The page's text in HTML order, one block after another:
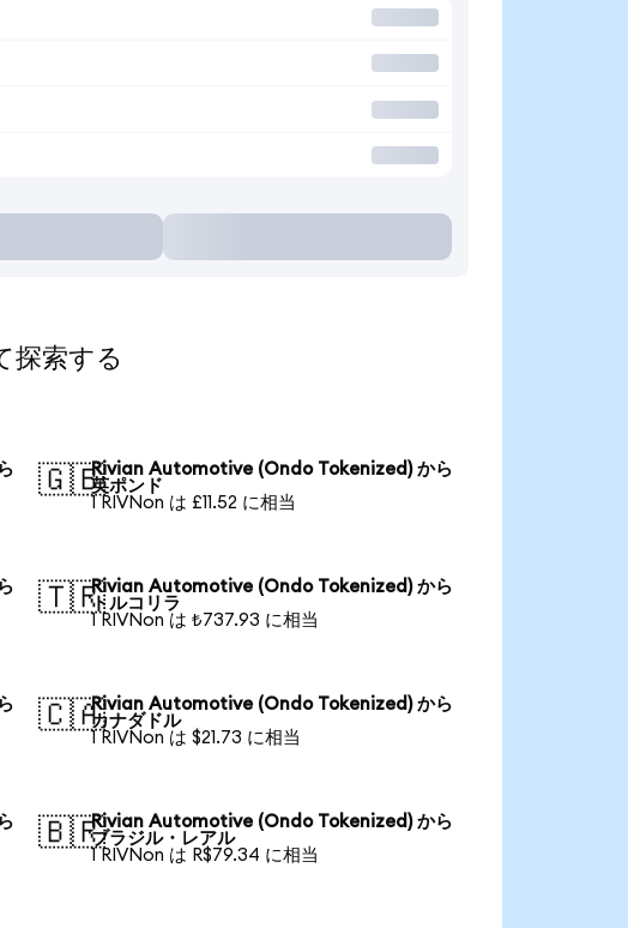
索する
🇬🇧Rivian Automotive (Ondo Tokenized) から
英ポンド
1 RIVNon は £11.52 に相当
🇹🇷Rivian Automotive (Ondo Tokenized) から
トルコリラ
1 RIVNon は ₺737.93 に相当
🇨🇦Rivian Automotive (Ondo Tokenized) から
カナダドル
1 RIVNon は $21.73 に相当
🇧🇷Rivian Automotive (Ondo Tokenized) から
ブラジル・レアル
1 RIVNon は R$79.34 に相当